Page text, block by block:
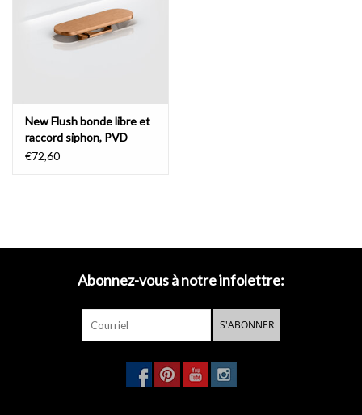
New Flush bonde libre et
raccord siphon, PVD
€72,60
Abonnez-vous à notre infolettre:
S'ABONNER